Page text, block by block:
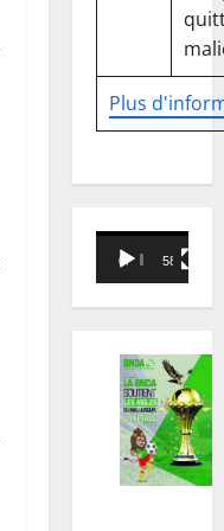
Plus
Lecteur
vidéo
00:00 58:18